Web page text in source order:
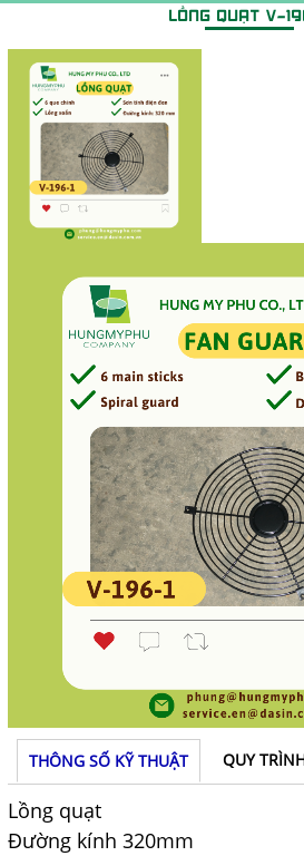
LỒNG QUẠT V-
THÔNG SỐ KỸ THUẬT QUY
Lồng quạt
Đường kính 320mm